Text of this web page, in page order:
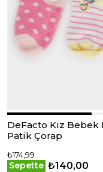
DeFacto Kız
Patik Çorap
₺174,99
Sepette ₺140,00